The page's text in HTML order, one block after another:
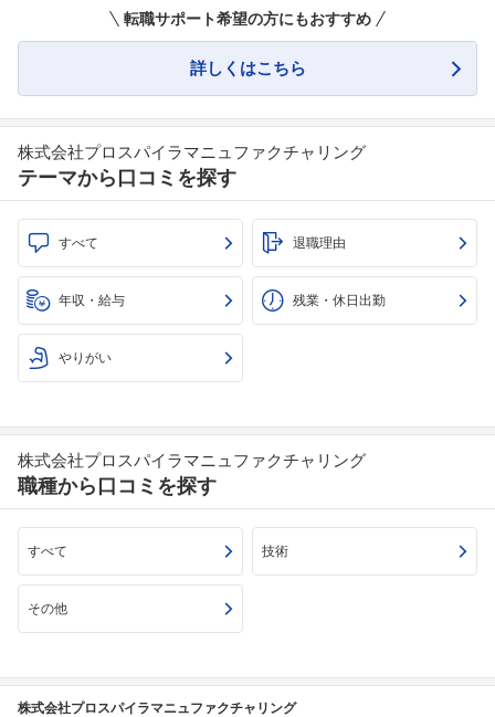
転職サポート希望の方にもおすすめ
詳しくはこちら
株式会社プロスパイラマニュファクチャリング
テーマから口コミを探す
すべて 退職理由
年収・給与 残業・休日出勤
やりがい
株式会社プロスパイラマニュファクチャリング
職種から口コミを探す
すべて 技術
その他
株式会社プロスパイラマニュファクチャリング